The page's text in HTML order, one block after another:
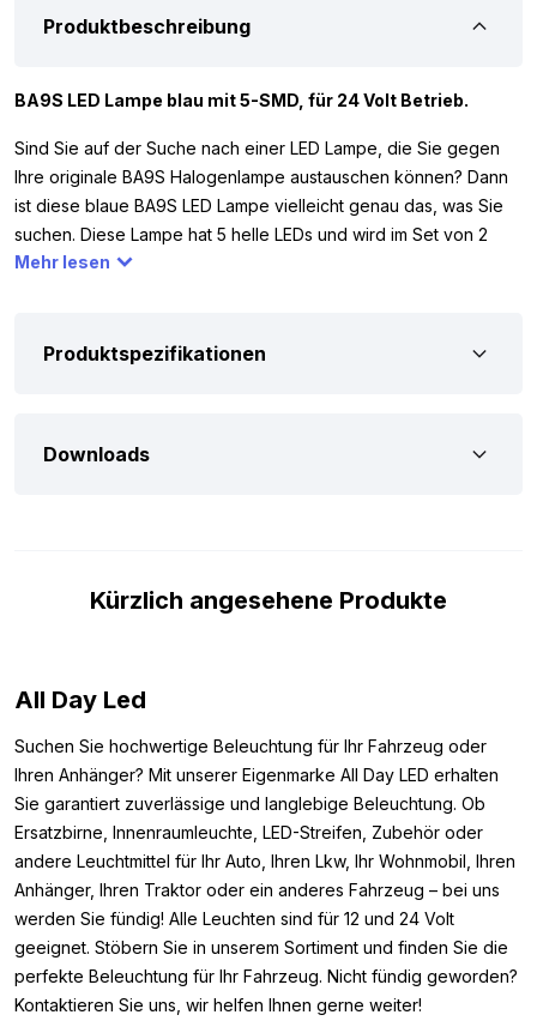
Produktbeschreibung
BA9S LED Lampe blau mit 5-SMD, für 24 Volt Betrieb.
Sind Sie auf der Suche nach einer LED Lampe, die Sie gegen
Ihre originale BA9S Halogenlampe austauschen können? Dann
ist diese blaue BA9S LED Lampe vielleicht genau das, was Sie
suchen. Diese Lampe hat 5 helle LEDs und wird im Set von 2
Stück geliefert. Dank der 5 LEDs leuchtet sie rundum, wodurch
vergleichbar ist. Die BA9S LED Lampe blau funktioniert mit 24
übereinstimmen, sonst passt die LED Lampe nicht.
Ihrem Funksignal. Die Lampe kann auch bis zu 28 Volt
Innenraumbeleuchtung für Ihren LKW, Camper oder Trailer.
Abmessungen:
Um sicherzustellen, dass Sie die BA9S LED Lampe blau dort
montieren können, wo Sie möchten, haben wir unten die
Abmessungen notiert. Die Abmessungen dieser blauen LED
Lampe mit Bajonettanschluss sind wie folgt:
Länge: 30 mm
Breite oben: 11 mm
Breite unten: 9 mm
Mehr lesen
Produktspezifikationen
Downloads
Kürzlich angesehene Produkte
All Day Led
Suchen Sie hochwertige Beleuchtung für Ihr Fahrzeug oder
Ihren Anhänger? Mit unserer Eigenmarke All Day LED erhalten
Sie garantiert zuverlässige und langlebige Beleuchtung. Ob
Ersatzbirne, Innenraumleuchte, LED-Streifen, Zubehör oder
andere Leuchtmittel für Ihr Auto, Ihren Lkw, Ihr Wohnmobil, Ihren
Anhänger, Ihren Traktor oder ein anderes Fahrzeug – bei uns
werden Sie fündig! Alle Leuchten sind für 12 und 24 Volt
geeignet. Stöbern Sie in unserem Sortiment und finden Sie die
perfekte Beleuchtung für Ihr Fahrzeug. Nicht fündig geworden?
Kontaktieren Sie uns, wir helfen Ihnen gerne weiter!